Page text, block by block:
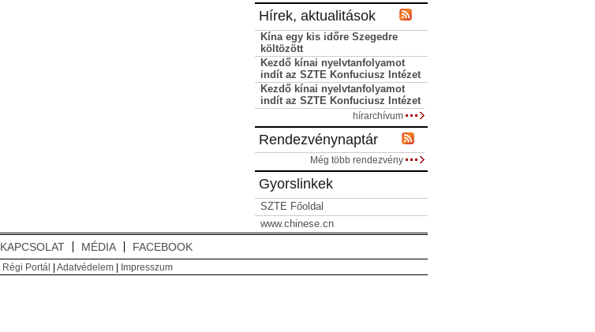
Hírek, aktualitások
Kína egy kis időre Szegedre
költözött
Kezdő kínai nyelvtanfolyamot
indít az SZTE Konfuciusz Intézet
Kezdő kínai nyelvtanfolyamot
indít az SZTE Konfuciusz Intézet
hírarchívum
Rendezvénynaptár
Még több rendezvény
Gyorslinkek
SZTE Főoldal
www.chinese.cn
KAPCSOLAT MÉDIA FACEBOOK
Régi Portál | Adatvédelem| Impresszum